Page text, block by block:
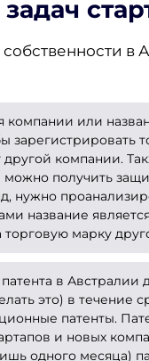
в
или
зарегистрировать
другой компании.
получить
нужно
название
марку
в Австралии
это) в течение
патенты.
и новых
одного месяца)